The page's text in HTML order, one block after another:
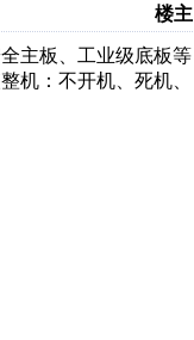
楼主
主板、工业级底板等
机：不开机、死机、